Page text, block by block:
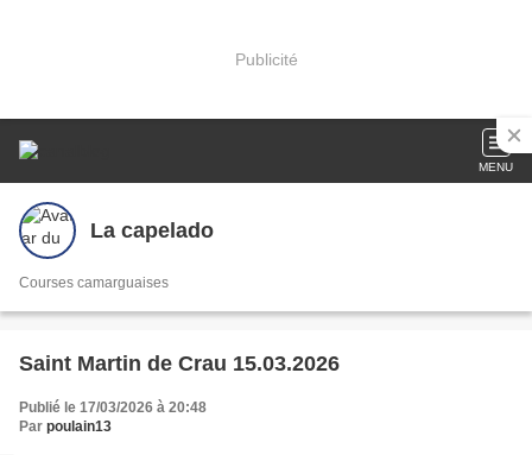
Publicité
MENU
La capelado
Courses camarguaises
Saint Martin de Crau 15.03.2026
Publié le 17/03/2026 à 20:48
Par poulain13